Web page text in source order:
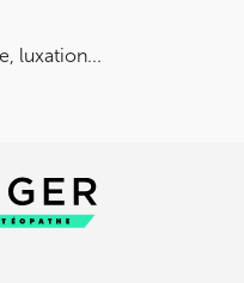
luxation...